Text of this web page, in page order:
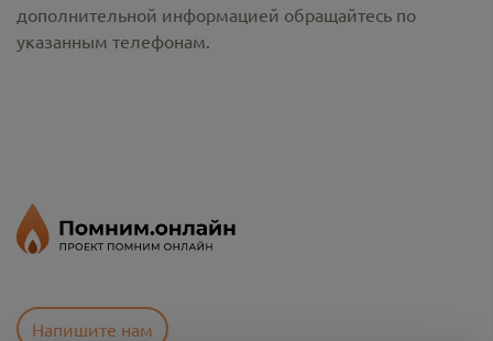
дополнительной информацией обращайтесь по
указанным телефонам.
Напишите нам